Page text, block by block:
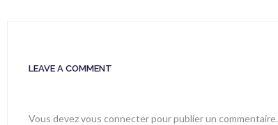
LEAVE A COMMENT
Vous devezvous connecterpour publier un commentaire.